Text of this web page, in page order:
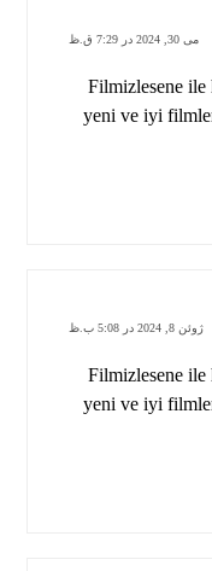
می 30, 2024 در 7:29 ق.ظ
Filmizlesene ile
yeni ve iyi
ژوئن 8, 2024 در 5:08 ب.ظ
Filmizlesene ile
yeni ve iyi